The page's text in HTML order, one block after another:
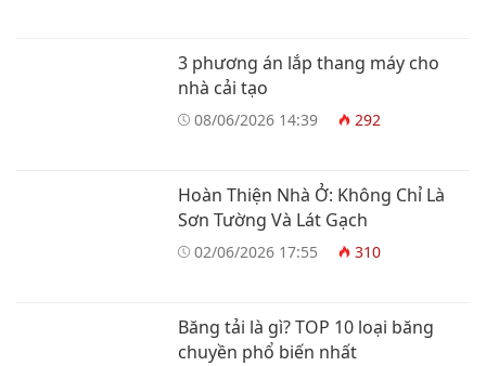
3 phương án lắp thang máy cho
nhà cải tạo
08/06/2026 14:39 292
Hoàn Thiện Nhà Ở: Không Chỉ Là
Sơn Tường Và Lát Gạch
02/06/2026 17:55 310
Băng tải là gì? TOP 10 loại băng
chuyền phổ biến nhất